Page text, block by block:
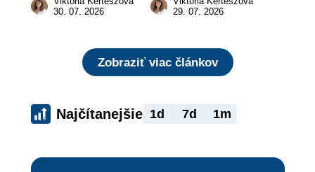
zaplatiť pokutu?
30. 07. 2026
zaujímať
29. 07. 2026
Zobraziť viac článkov
Najčítanejšie 1d 7d 1m